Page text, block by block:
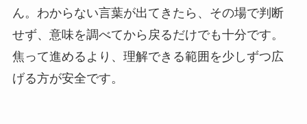
ん。わからない言葉が出てきたら、その場で判断
せず、意味を調べてから戻るだけでも十分です。
焦って進めるより、理解できる範囲を少しずつ広
げる方が安全です。